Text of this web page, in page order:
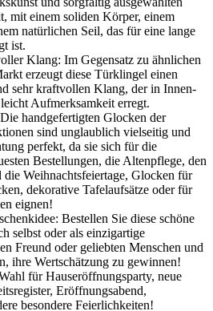
mit einem soliden Körper, einem
natürlichen Seil, das für eine lange
ist.
Klang: Im Gegensatz zu ähnlichen
erzeugt diese Türklingel einen
sehr kraftvollen Klang, der in Innen-
Aufmerksamkeit erregt.
handgefertigten Glocken der
sind unglaublich vielseitig und
perfekt, da sie sich für die
Bestellungen, die Altenpflege, den
die Weihnachtsfeiertage, Glocken für
dekorative Tafelaufsätze oder für
eignen!
Bestellen Sie diese schöne
selbst oder als einzigartige
Freund oder geliebten Menschen und
ihre Wertschätzung zu gewinnen!
für Hauseröffnungsparty, neue
Eröffnungsabend,
besondere Feierlichkeiten!